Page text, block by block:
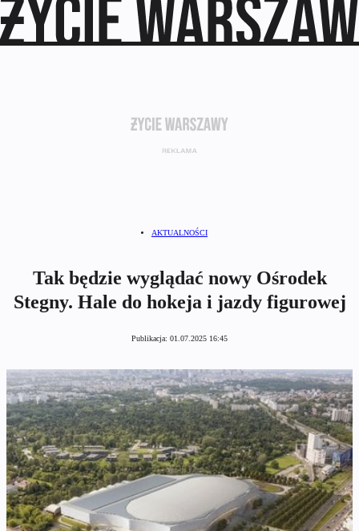
AKTUALNOŚCI
Tak będzie wyglądać nowy Ośrodek
Stegny. Hale do hokeja i jazdy figurowej
Publikacja: 01.07.2025 16:45